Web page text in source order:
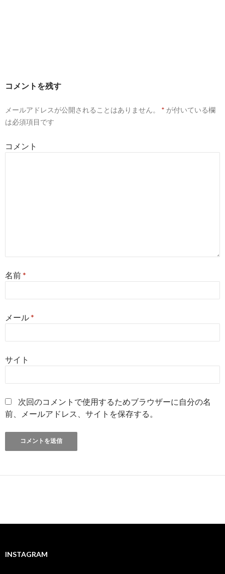
コメントを残す
メールアドレスが公開されることはありません。 * が付いている欄
は必須項目です
コメント
名前*
メール*
サイト
次回のコメントで使用するためブラウザーに自分の名
前、メールアドレス、サイトを保存する。
INSTAGRAM